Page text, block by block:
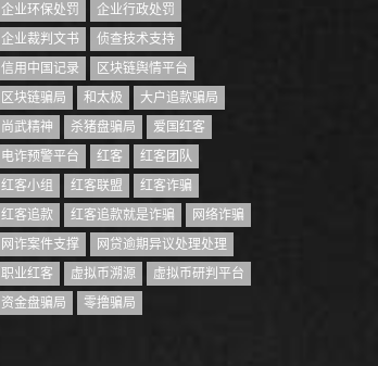
企业环保处罚
企业行政处罚
企业裁判文书
侦查技术支持
信用中国记录
区块链舆情平台
区块链骗局
和太极
大户追款骗局
尚武精神
杀猪盘骗局
爱国红客
电诈预警平台
红客
红客团队
红客小组
红客联盟
红客诈骗
红客追款
红客追款就是诈骗
网络诈骗
网诈案件支撑
网贷逾期异议处理处理
职业红客
虚拟币溯源
虚拟币研判平台
资金盘骗局
零撸骗局